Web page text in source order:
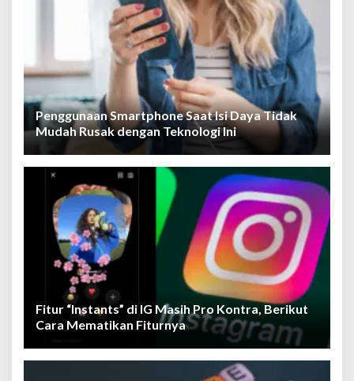
Penggunaan Smartphone Saat Isi Daya Tidak
Mudah Rusak dengan Teknologi Ini
Fitur “Instants” di IG Masih Pro Kontra, Berikut
Cara Mematikan Fiturnya